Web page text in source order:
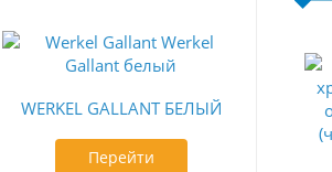
WERKEL GALLANT БЕЛЫЙ
Перейти